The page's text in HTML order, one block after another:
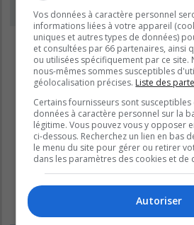
Vos données à caractère personnel
informations liées à votre appareil
uniques et autres types de données)
et consultées par 66 partenaires, ainsi
ou utilisées spécifiquement par ce site.
nous-mêmes sommes susceptibles
géolocalisation précises. Liste des
Certains fournisseurs sont
données à caractère personnel sur la
légitime. Vous pouvez vous y opposer
ci-dessous. Recherchez un lien en bas
le menu du site pour gérer ou retirer
dans les paramètres des cookies et de
Autoriser